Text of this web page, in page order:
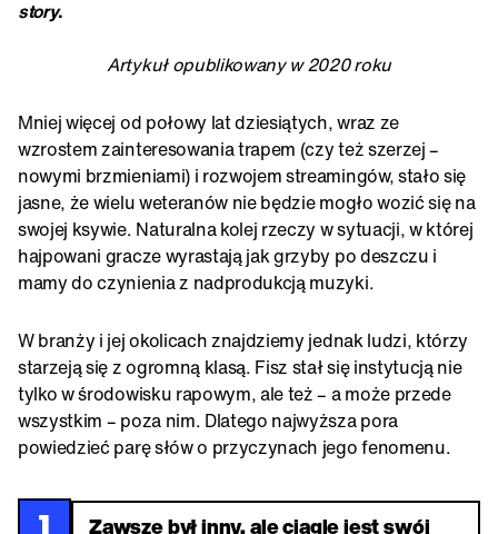
story.
Artykuł opublikowany w 2020 roku
Mniej więcej od połowy lat dziesiątych, wraz ze
wzrostem zainteresowania trapem (czy też szerzej –
nowymi brzmieniami) i rozwojem streamingów, stało się
jasne, że wielu weteranów nie będzie mogło wozić się na
swojej ksywie. Naturalna kolej rzeczy w sytuacji, w której
hajpowani gracze wyrastają jak grzyby po deszczu i
mamy do czynienia z nadprodukcją muzyki.
W branży i jej okolicach znajdziemy jednak ludzi, którzy
starzeją się z ogromną klasą. Fisz stał się instytucją nie
tylko w środowisku rapowym, ale też – a może przede
wszystkim – poza nim. Dlatego najwyższa pora
powiedzieć parę słów o przyczynach jego fenomenu.
1 Zawsze był inny, ale ciągle jest swój